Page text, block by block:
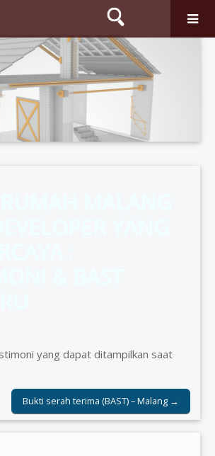
Search
yang dapat ditampilkan saat
Bukti serah terima (BAST) – Malang →